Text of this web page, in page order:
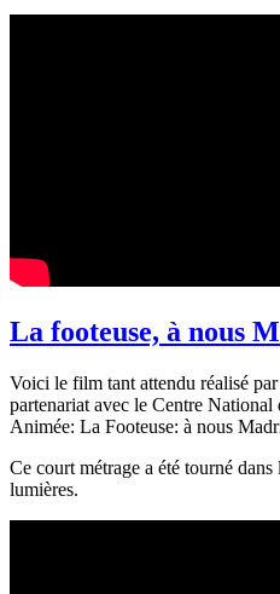
La footeuse, à nous
Voici le film tant attendu réalisé
partenariat avec le Centre
Animée: La Footeuse: à nous
Ce court métrage a été tourné
lumières.